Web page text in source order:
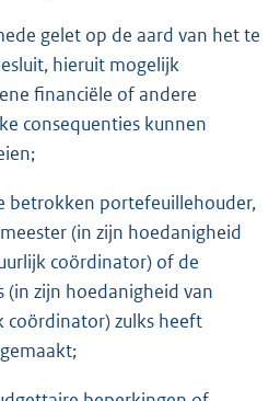
gelet op de aard van het te
hieruit mogelijk
financiële of andere
consequenties kunnen
betrokken portefeuillehouder,
(in zijn hoedanigheid
coördinator) of de
(in zijn hoedanigheid van
coördinator) zulks heeft